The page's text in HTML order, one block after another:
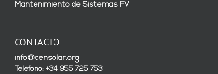
Mantenimiento de Sistemas FV
CONTACTO
info@censolar.org
Teléfono: +34 955 725 753